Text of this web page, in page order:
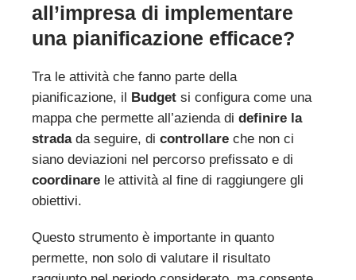
all’impresa di implementare
una pianificazione efficace?
Tra le attività che fanno parte della
pianificazione, il Budgetsi configura come una
mappa che permette all’azienda di definire la
stradada seguire, di controllareche non ci
siano deviazioni nel percorso prefissato e di
coordinarele attività al fine di raggiungere gli
obiettivi.
Questo strumento è importante in quanto
permette, non solo di valutare il risultato